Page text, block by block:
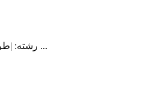
رشته: |طراحی و نقاشی|نقاشیخط|خوش ...